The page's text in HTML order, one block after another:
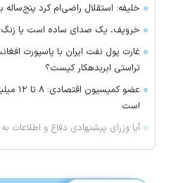
خلیفه: استقلال راضی‌ام کرد پنج‌ساله
خروپف، یک صدای ساده است یا زنگ
غارت پول نفت ایران با پاسپورت
تراستی ابربدهکار کیست؟
عضو
است
آیا وزرای پیشنهادی دفاع و